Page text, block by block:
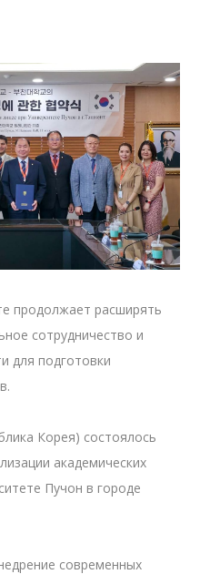
продолжает расширять
сотрудничество и
для подготовки
Корея) состоялось
академических
Пучон в городе
современных